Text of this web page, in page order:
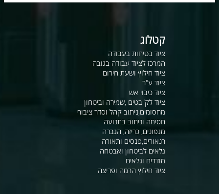
קטלוג
ציוד בטיחות בעבודה
המרכז לציוד עבודה בגובה
ציוד חילוץ ושעת חירום
ציוד ע"ר
ציוד כיבוי אש
ציוד לק"בטים ,שמירה וביטחון
מחסומים,ניתוב קהל וסדר ציבורי
חסימה וניתוב בתנועה
מגפונים, כריזה, הגברה
רנאורים,פנסים ותאורה
גלאים לביטחון ואבטחה
מודדים וגלאים
ציוד חילוץ הרמה ופריצה